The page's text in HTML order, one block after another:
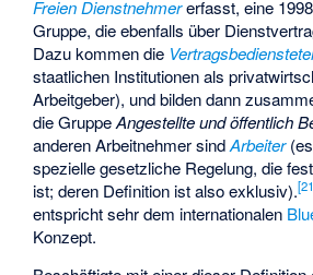
Freien Dienstnehmererfasst, eine
Gruppe, die ebenfalls über
Dazu kommen die
staatlichen Institutionen als
Arbeitgeber), und bilden dann
die GruppeAngestellte und öffentlich
anderen Arbeitnehmer sindArbeiter
spezielle gesetzliche Regelung, die
ist; deren Definition ist also exklusiv).[
entspricht sehr dem internationalen
Konzept.